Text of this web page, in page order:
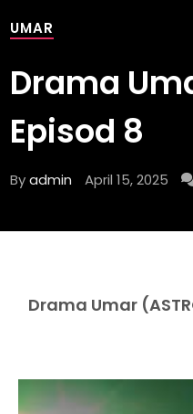
UMAR
Drama
Episod 8
Byadmin April 15, 2025
Drama Umar